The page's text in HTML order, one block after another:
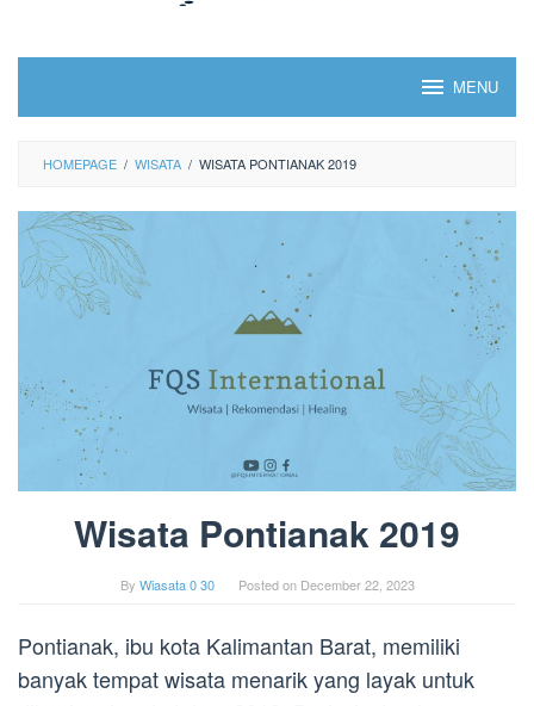
MENU
HOMEPAGE / WISATA / WISATA PONTIANAK 2019
Wisata Pontianak 2019
By Wiasata 0 30 Posted on December 22, 2023
Pontianak, ibu kota Kalimantan Barat, memiliki
banyak tempat wisata menarik yang layak untuk